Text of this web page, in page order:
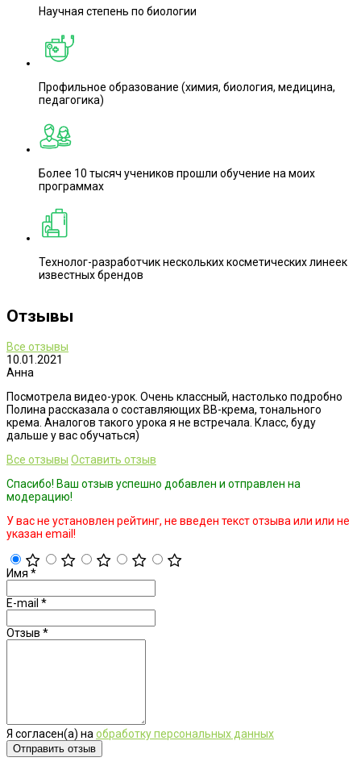
Научная степень по биологии
Профильное образование (химия, биология, медицина,
педагогика)
Более 10 тысяч учеников прошли обучение на моих
программах
Технолог-разработчик нескольких косметических линеек
известных брендов
Отзывы
Все отзывы
10.01.2021
Анна
Посмотрела видео-урок. Очень классный, настолько подробно
Полина рассказала о составляющих ВВ-крема, тонального
крема. Аналогов такого урока я не встречала. Класс, буду
дальше у вас обучаться)
Все отзывы Оставить отзыв
Спасибо! Ваш отзыв успешно добавлен и отправлен на
модерацию!
У вас не установлен рейтинг, не введен текст отзыва или или не
указан email!
Имя *
E-mail *
Отзыв *
Я согласен(а) на обработку персональных данных